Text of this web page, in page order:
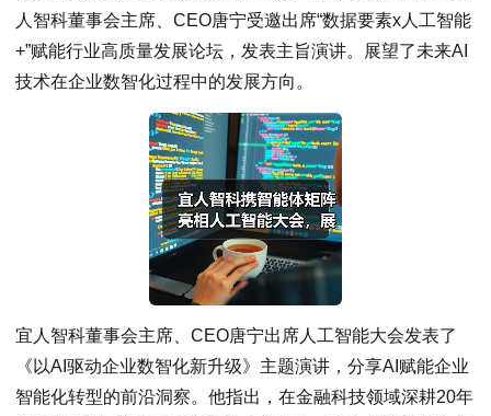
人智科董事会主席、CEO唐宁受邀出席“数据要素x人工智能
+”赋能行业高质量发展论坛，发表主旨演讲。展望了未来AI
技术在企业数智化过程中的发展方向。
宜人智科董事会主席、CEO唐宁出席人工智能大会发表了
《以AI驱动企业数智化新升级》主题演讲，分享AI赋能企业
智能化转型的前沿洞察。他指出，在金融科技领域深耕20年